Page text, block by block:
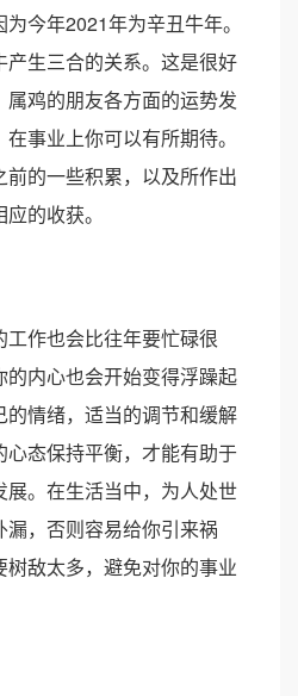
今年2021年为辛丑牛年。
生三合的关系。这是很好
鸡的朋友各方面的运势发
事业上你可以有所期待。
的一些积累，以及所作出
的收获。
作也会比往年要忙碌很
内心也会开始变得浮躁起
情绪，适当的调节和缓解
心态保持平衡，才能有助于
。在生活当中，为人处世
，否则容易给你引来祸
敌太多，避免对你的事业